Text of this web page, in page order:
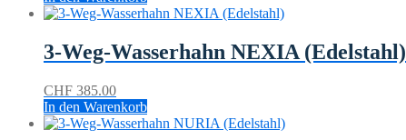
3-Weg-Wasserhahn NEXIA (Edelstahl)
CHF 385.00
In den Warenkorb